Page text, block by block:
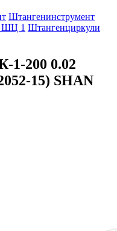
Штангенинструмент
ШЦ 1 Штангенциркули
200 0.02
15) SHAN